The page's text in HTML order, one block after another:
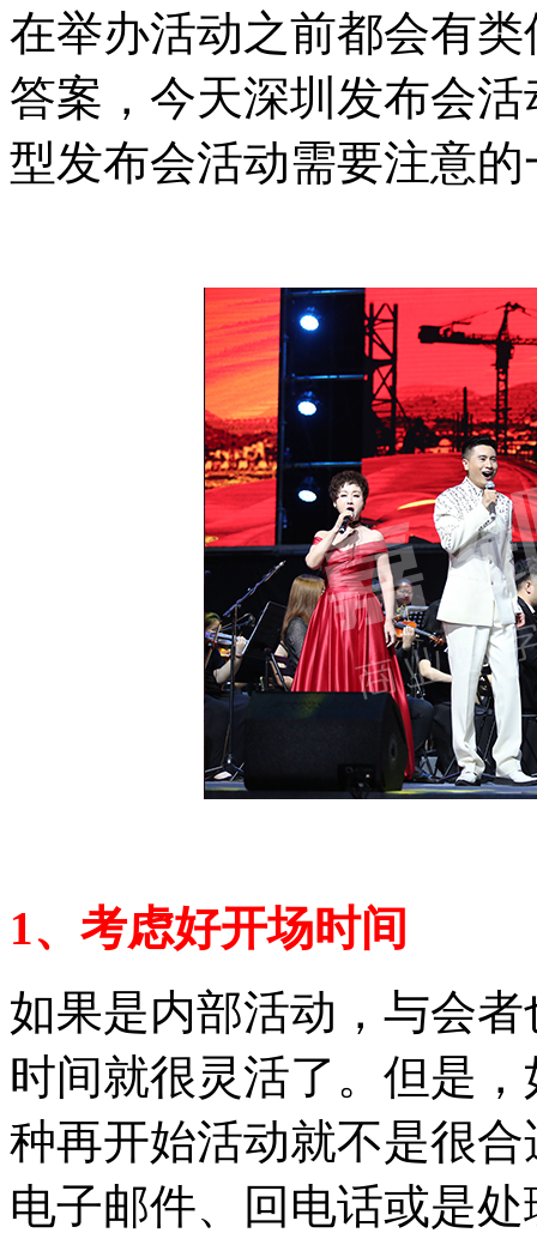
在举办活动之前都会有
答案，今天深圳发布会
型发布会活动需要注意
1、考虑好开场时间
如果是内部活动，与会
时间就很灵活了。但是
种再开始活动就不是很
电子邮件、回电话或是